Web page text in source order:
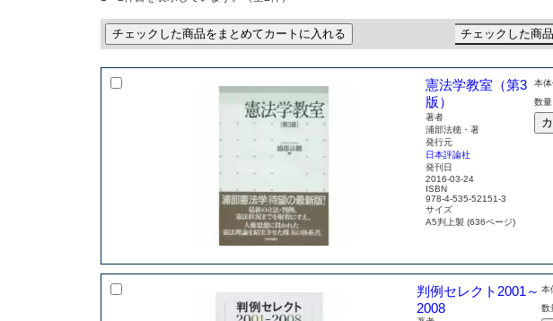
チェックした商品をまとめてカートに入れる チェックした商
憲法学教室（第3
版）
著者
浦部法穂・著
発行元
日本評論社
発刊日
2016-03-24
ISBN
978-4-535-52151-3
サイズ
A5判上製 (636ページ)
本
数量
判例セレクト2001～
2008
本
数